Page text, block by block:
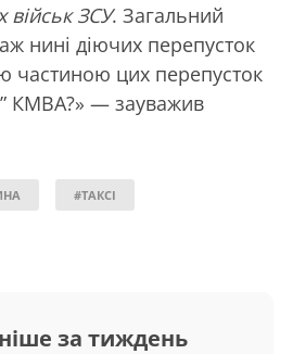
військ ЗСУ. Загальний
нині діючих перепусток
частиною цих перепусток
КМВА?» — зауважив
#ТАКСІ
за тиждень